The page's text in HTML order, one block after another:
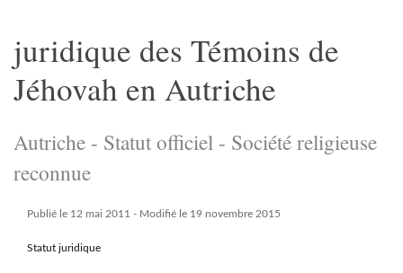
juridique des Témoins de
Jéhovah en Autriche
Autriche - Statut officiel - Société religieuse
reconnue
Publié le 12 mai 2011 - Modifié le 19 novembre 2015
Statut juridique